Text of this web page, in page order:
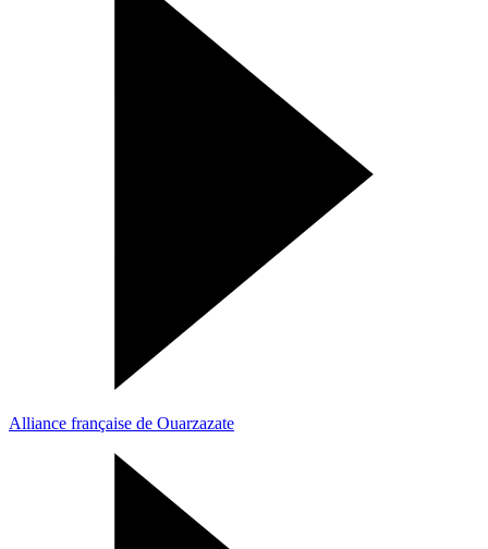
Alliance française de Ouarzazate